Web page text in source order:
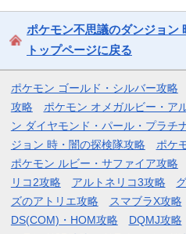
ポケモン不思議のダンジョン
トップページに戻る
ポケモン ゴールド・シルバー攻略
攻略
ポケモン オメガルビー・ア
ン ダイヤモンド・パール・プラチ
ジョン 時・闇の探検隊攻略
ポケ
ポケモン ルビー・サファイア攻略
リコ2攻略
アルトネリコ3攻略
ズのアトリエ攻略
スマブラX攻略
DS(COM)・HOM攻略
DQMJ攻略